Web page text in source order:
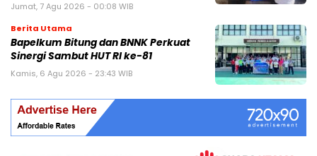
Jumat, 7 Agu 2026 - 00:08 WIB
Berita Utama
Bapelkum Bitung dan BNNK Perkuat
Sinergi Sambut HUT RI ke-81
Kamis, 6 Agu 2026 - 23:43 WIB